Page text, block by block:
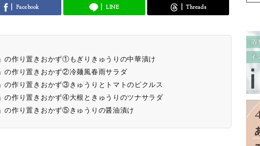
Facebook LINE Threads
の作り置きおかず①もぎりきゅうりの中華漬け
の作り置きおかず②冷麺風春雨サラダ
の作り置きおかず③きゅうりとトマトのピクルス
の作り置きおかず④大根ときゅうりのツナサラダ
の作り置きおかず⑤きゅうりの醤油漬け